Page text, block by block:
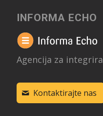
INFORMA ECHO
Agencija za
Kontaktirajte nas